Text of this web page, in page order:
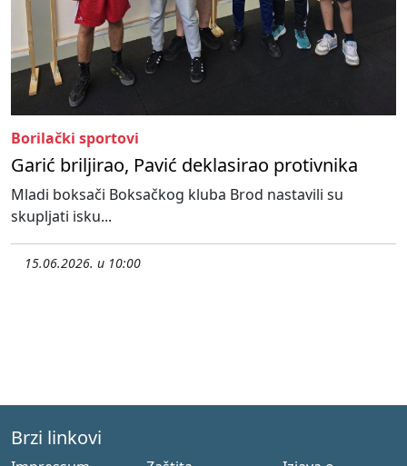
Borilački sportovi
Garić briljirao, Pavić deklasirao protivnika
Mladi boksači Boksačkog kluba Brod nastavili su
skupljati isku...
15.06.2026. u 10:00
Brzi linkovi